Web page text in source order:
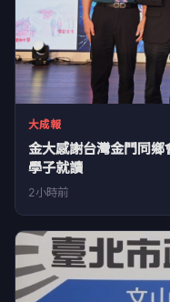
大成報
金大感謝台灣金門同
學子就讀
2小時前